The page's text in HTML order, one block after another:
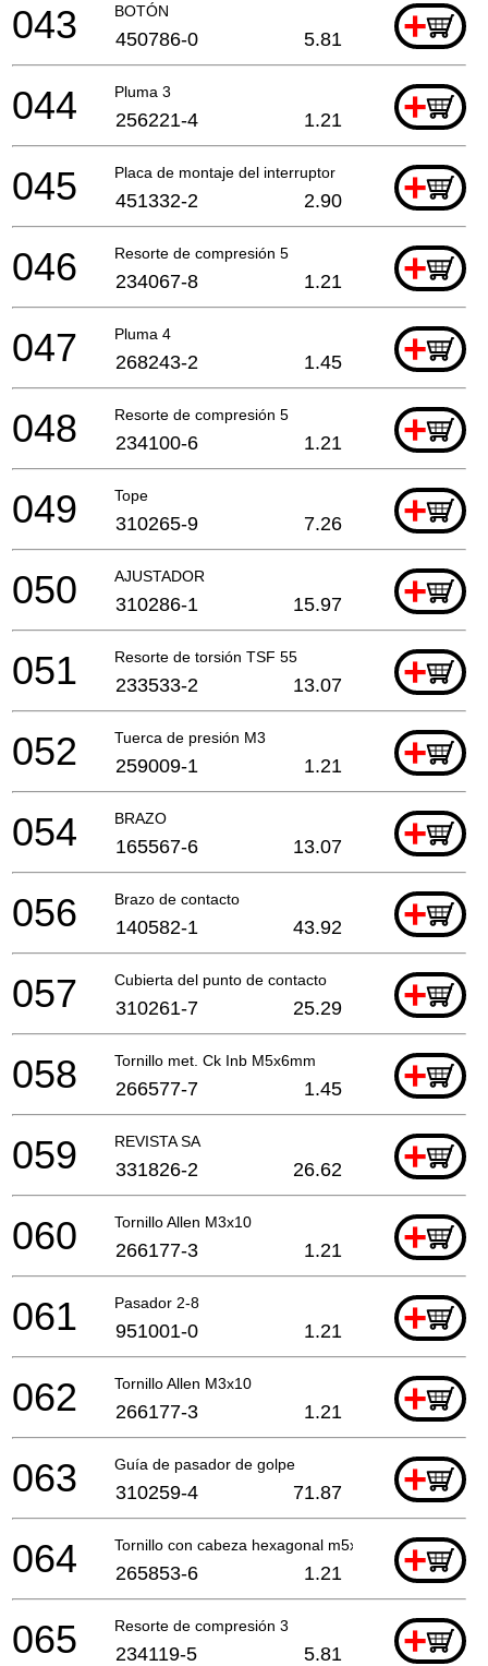
BOTÓN +
043 450786-0 5.81
Pluma 3 +
044 256221-4 1.21
Placa de montaje del interruptor +
045 451332-2 2.90
Resorte de compresión 5 +
046 234067-8 1.21
Pluma 4 +
047 268243-2 1.45
Resorte de compresión 5 +
048 234100-6 1.21
Tope +
049 310265-9 7.26
AJUSTADOR +
050 310286-1 15.97
Resorte de torsión TSF 55 +
051 233533-2 13.07
Tuerca de presión M3 +
052 259009-1 1.21
BRAZO +
054 165567-6 13.07
Brazo de contacto +
056 140582-1 43.92
Cubierta del punto de contacto +
057 310261-7 25.29
Tornillo met. Ck Inb M5x6mm +
058 266577-7 1.45
REVISTA SA +
059 331826-2 26.62
Tornillo Allen M3x10 +
060 266177-3 1.21
Pasador 2-8 +
061 951001-0 1.21
Tornillo Allen M3x10 +
062 266177-3 1.21
Guía de pasador de golpe +
063 310259-4 71.87
Tornillo con cabeza hexagonal m5x18 +
064 265853-6 1.21
Resorte de compresión 3 +
065 234119-5 5.81